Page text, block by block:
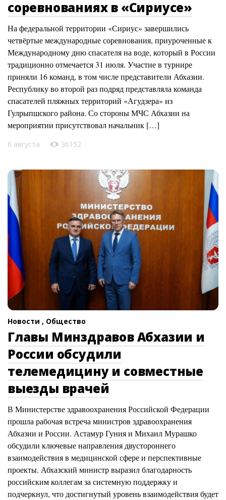
соревнованиях в «Сириусе»
На федеральной территории «Сириус» завершились
четвёртые международные соревнования, приуроченные к
Международному дню спасателя на воде, который в России
традиционно отмечается 31 июля. Участие в турнире
приняли 16 команд, в том числе представители Абхазии.
Республику во второй раз подряд представляла команда
спасателей пляжных территорий «Агудзера» из
Гулрыпшского района. Со стороны МЧС Абхазии на
мероприятии присутствовал начальник […]
6 августа 36152
Новости , Общество
Главы Минздравов Абхазии и
России обсудили
телемедицину и совместные
выезды врачей
В Министерстве здравоохранения Российской Федерации
прошла рабочая встреча министров здравоохранения
Абхазии и России. Астамур Гуния и Михаил Мурашко
обсудили ключевые направления двустороннего
взаимодействия в медицинской сфере и перспективные
проекты. Абхазский министр выразил благодарность
российским коллегам за системную поддержку и
подчеркнул, что достигнутый уровень взаимодействия будет